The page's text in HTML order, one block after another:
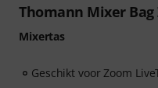
Thomann Mixer Bag
Mixertas
Geschikt voor Zoom